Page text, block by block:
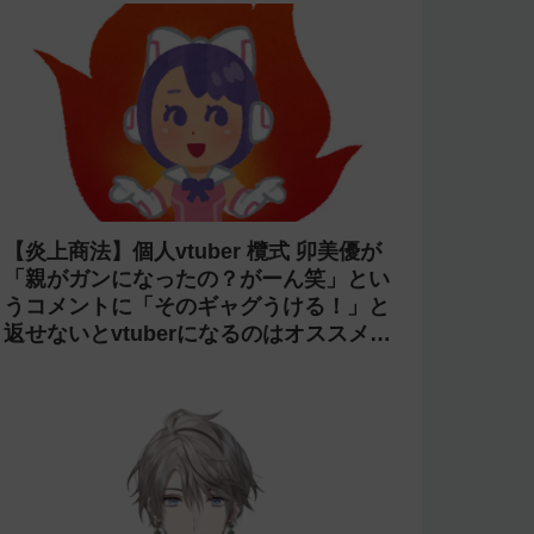
【炎上商法】個人vtuber 欖式 卯美優が
「親がガンになったの？がーん笑」とい
うコメントに「そのギャグうける！」と
返せないとvtuberになるのはオススメし